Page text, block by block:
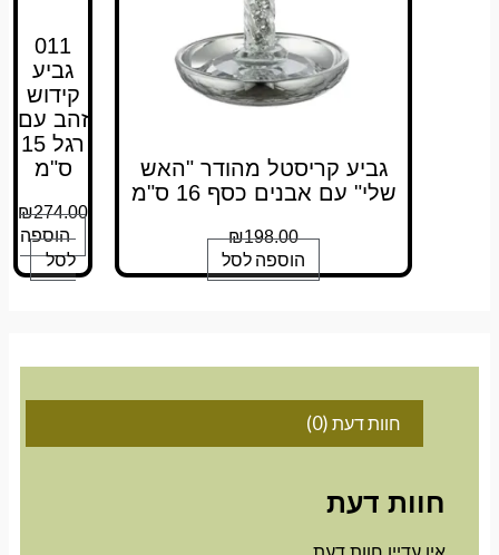
גביע קריסטל מהודר "האש
שלי" עם אבנים כסף 16 ס"מ
₪198.00
הוספה לסל
011
גביע
קידוש
זהב עם
רגל 15
ס"מ
₪274.00
הוספה
לסל
חוות דעת (0)
חוות דעת